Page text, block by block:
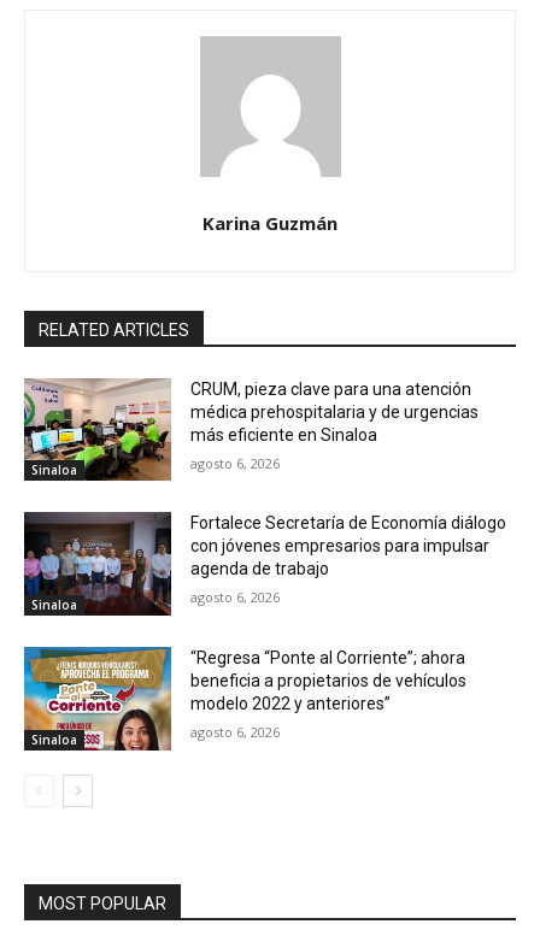
Karina Guzmán
RELATED ARTICLES
Sinaloa
CRUM, pieza clave para una atención
médica prehospitalaria y de urgencias
más eficiente en Sinaloa
agosto 6, 2026
Sinaloa
Fortalece Secretaría de Economía diálogo
con jóvenes empresarios para impulsar
agenda de trabajo
agosto 6, 2026
Sinaloa
“Regresa “Ponte al Corriente”; ahora
beneficia a propietarios de vehículos
modelo 2022 y anteriores”
agosto 6, 2026
MOST POPULAR